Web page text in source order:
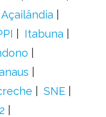
Açailândia
Itabuna
SNE